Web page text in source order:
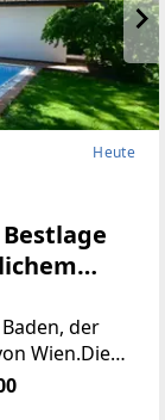
Heute
der
Wien.Die
Fahrzeit